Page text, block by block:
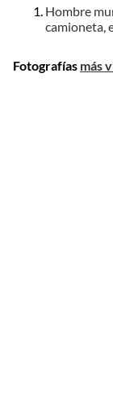
Hombre
camioneta,
Fotografías más